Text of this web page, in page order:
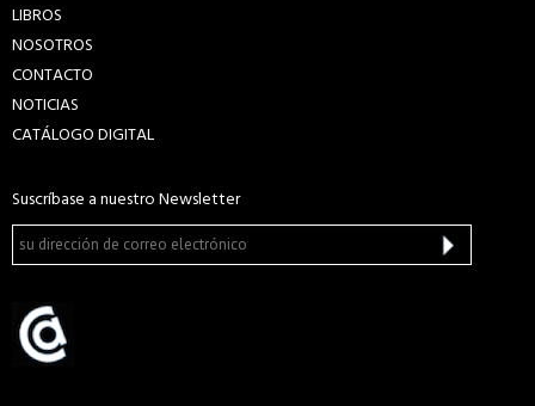
LIBROS
NOSOTROS
CONTACTO
NOTICIAS
CATÁLOGO DIGITAL
Suscríbase a nuestro Newsletter